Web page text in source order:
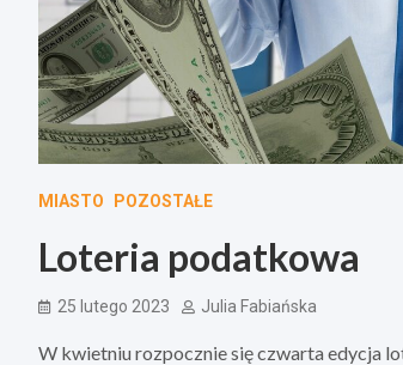
MIASTO POZOSTAŁE
Loteria podatkowa
25 lutego 2023 Julia Fabiańska
W kwietniu rozpocznie się czwarta edycja